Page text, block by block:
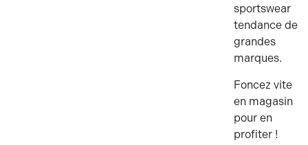
sportswear
tendance de
grandes
marques.
Foncez vite
en magasin
pour en
profiter !